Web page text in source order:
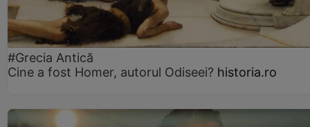
#Grecia Antică
Cine a fost Homer, autorul Odiseei? historia.ro